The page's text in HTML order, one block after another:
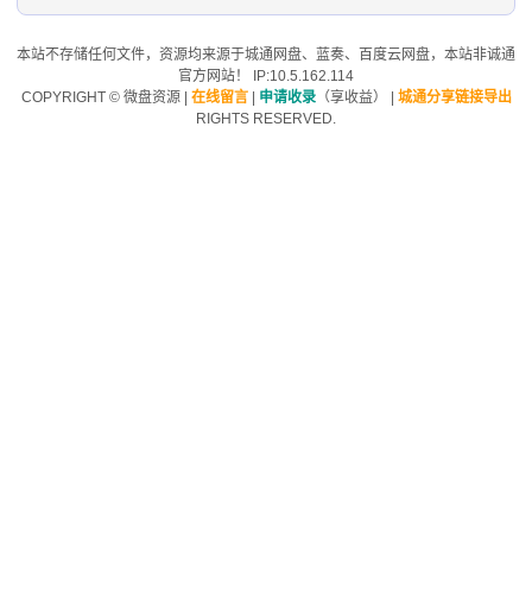
本站不存储任何文件，资源均来源于城通网盘、蓝奏、 百度云网盘，本站非诚通
官方网站！ IP:10.5.162.114
COPYRIGHT © 微盘资源| 在线留言| 申请收录（享收益）
城通分享链接导出
RIGHTS RESERVED.